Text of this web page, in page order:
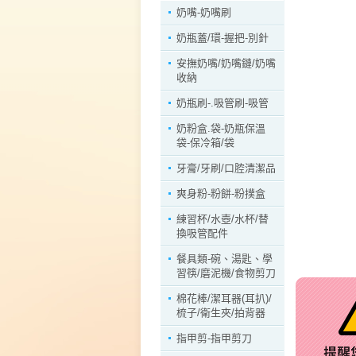
奶嘴-奶嘴刷
奶瓶蓋/環-握把-別針
安撫奶嘴/奶嘴鏈/奶嘴
收納
奶瓶刷-.吸管刷-吸管
奶粉盒.袋-奶瓶保溫
袋-保冷箱/袋
牙膏/牙刷/口腔清潔品
爽身粉-粉餅-粉撲盒
練習杯/水壺/水杯/替
換吸管配件
餐具類-碗、湯匙、學
習筷/磨泥機/食物剪刀
棉花棒/潔耳器(耳扒)/
梳子/衛生夾/拍背器
指甲剪-指甲剪刀